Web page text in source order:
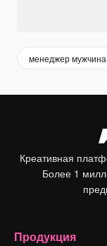
менеджер мужчина
Креативная
Более 1
Продукция